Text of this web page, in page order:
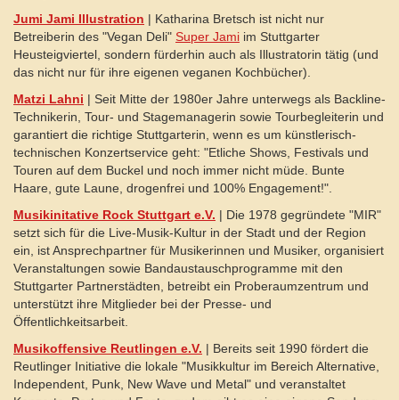
Jumi Jami Illustration | Katharina Bretsch ist nicht nur
Betreiberin des "Vegan Deli" Super Jami im Stuttgarter
Heusteigviertel, sondern fürderhin auch als Illustratorin tätig (und
das nicht nur für ihre eigenen veganen Kochbücher).
Matzi Lahni | Seit Mitte der 1980er Jahre unterwegs als Backline-
Technikerin, Tour- und Stagemanagerin sowie Tourbegleiterin und
garantiert die richtige Stuttgarterin, wenn es um künstlerisch-
technischen Konzertservice geht: "Etliche Shows, Festivals und
Touren auf dem Buckel und noch immer nicht müde. Bunte
Haare, gute Laune, drogenfrei und 100% Engagement!".
Musikinitative Rock Stuttgart e.V. | Die 1978 gegründete "MIR"
setzt sich für die Live-Musik-Kultur in der Stadt und der Region
ein, ist Ansprechpartner für Musikerinnen und Musiker, organisiert
Veranstaltungen sowie Bandaustauschprogramme mit den
Stuttgarter Partnerstädten, betreibt ein Proberaumzentrum und
unterstützt ihre Mitglieder bei der Presse- und
Öffentlichkeitsarbeit.
Musikoffensive Reutlingen e.V. | Bereits seit 1990 fördert die
Reutlinger Initiative die lokale "Musikkultur im Bereich Alternative,
Independent, Punk, New Wave und Metal" und veranstaltet